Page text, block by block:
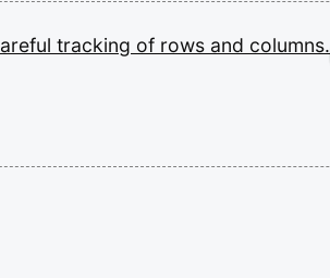
tracking of rows and columns.